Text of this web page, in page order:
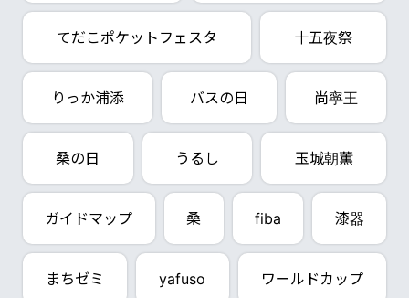
てだこポケットフェスタ 十五夜祭
りっか浦添 バスの日 尚寧王
桑の日 うるし 玉城朝薫
ガイドマップ 桑 fiba 漆器
まちゼミ yafuso ワールドカップ